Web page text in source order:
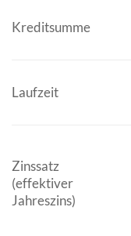
Kreditsumme
Laufzeit
Zinssatz
(effektiver
Jahreszins)